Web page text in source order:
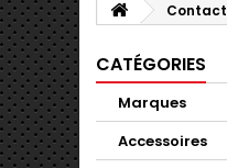
Contact
CATÉGORIES
Marques
Accessoires